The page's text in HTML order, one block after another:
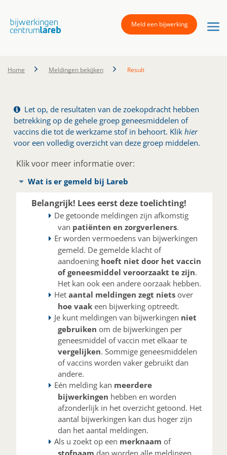
Meld een bijwerking
Home Meldingen bekijken Result
Let op, de resultaten van de zoekopdracht hebben
betrekking op de gehele groep geneesmiddelen of
vaccins die tot de werkzame stof in behoort. Klik hier
voor een volledig overzicht van deze groep middelen.
Klik voor meer informatie over:
Wat is er gemeld bij Lareb
Belangrijk! Lees eerst deze toelichting!
De getoonde meldingen zijn afkomstig
van patiënten en zorgverleners.
Er worden vermoedens van bijwerkingen
gemeld. De gemelde klacht of
aandoening hoeft niet door het vaccin
of geneesmiddel veroorzaakt te zijn.
Het kan ook een andere oorzaak hebben.
Het aantal meldingen zegt nietsover
hoe vaak een bijwerking optreedt.
Je kunt meldingen van bijwerkingen niet
gebruiken om de bijwerkingen per
geneesmiddel of vaccin met elkaar te
vergelijken. Sommige geneesmiddelen
of vaccins worden vaker gebruikt dan
andere.
Eén melding kan meerdere
bijwerkingen hebben en worden
afzonderlijk in het overzicht getoond. Het
aantal bijwerkingen kan dus hoger zijn
dan het aantal meldingen.
Als u zoekt op een merknaam of
stofnaam dan worden alle meldingen